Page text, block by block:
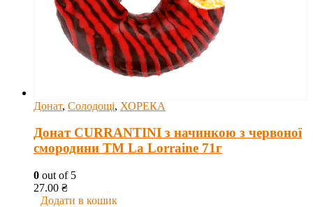
Донат, Солодощі, ХОРЕКА
Донат CURRANTINI з начинкою з червоної
смородини ТМ La Lorraine 71г
0 out of 5
27.00 ₴
Додати в кошик